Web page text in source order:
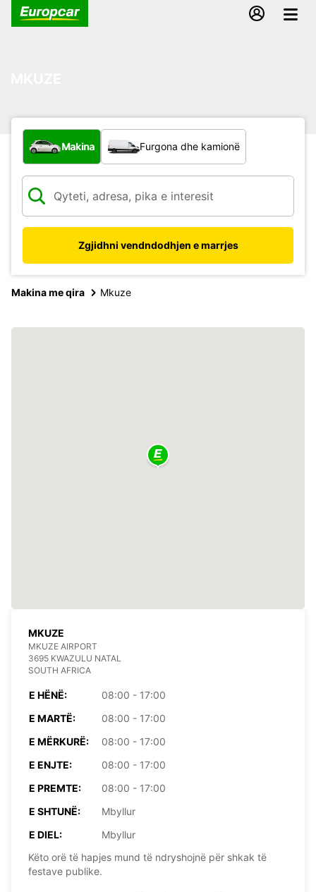
Çfarë lloj automjeti?
Makina Furgona dhe kamionë
Zgjidhni vendndodhjen e marrjes
Makina me qira Mkuze
MKUZE
MKUZE AIRPORT
3695 KWAZULU NATAL
SOUTH AFRICA
E HËNË:
08:00 - 17:00
E MARTË:
08:00 - 17:00
E MËRKURË:
08:00 - 17:00
E ENJTE:
08:00 - 17:00
E PREMTE:
08:00 - 17:00
E SHTUNË:
Mbyllur
E DIEL:
Mbyllur
Këto orë të hapjes mund të ndryshojnë për shkak të
festave publike.